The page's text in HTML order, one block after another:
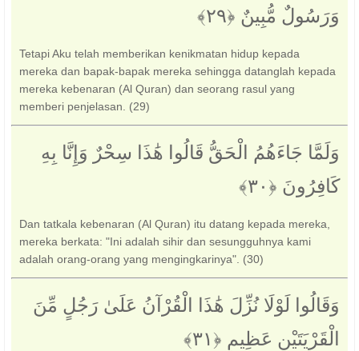
وَرَسُولٌ مُّبِينٌ ‎﴿٢٩﴾‏
Tetapi Aku telah memberikan kenikmatan hidup kepada
mereka dan bapak-bapak mereka sehingga datanglah kepada
mereka kebenaran (Al Quran) dan seorang rasul yang
memberi penjelasan. (29)
وَلَمَّا جَاءَهُمُ الْحَقُّ قَالُوا هَٰذَا سِحْرٌ وَإِنَّا بِهِ
كَافِرُونَ ‎﴿٣٠﴾‏
Dan tatkala kebenaran (Al Quran) itu datang kepada mereka,
mereka berkata: "Ini adalah sihir dan sesungguhnya kami
adalah orang-orang yang mengingkarinya". (30)
وَقَالُوا لَوْلَا نُزِّلَ هَٰذَا الْقُرْآنُ عَلَىٰ رَجُلٍ مِّنَ
الْقَرْيَتَيْنِ عَظِيمٍ ‎﴿٣١﴾‏